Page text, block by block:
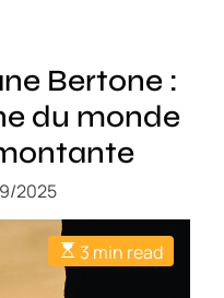
Bertone :
du monde
2025
3 min read